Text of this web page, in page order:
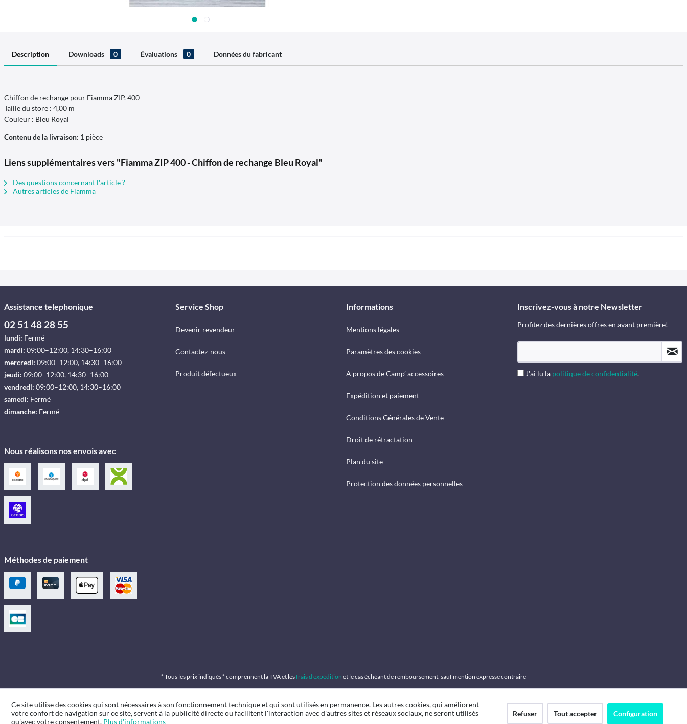
Description Downloads 0 Évaluations 0 Données du fabricant
Chiffon de rechange pour Fiamma ZIP. 400
Taille du store : 4,00 m
Couleur : Bleu Royal
Contenu de la livraison: 1 pièce
Liens supplémentaires vers "Fiamma ZIP 400 - Chiffon de rechange Bleu Royal"
Des questions concernant l'article ?
Autres articles de Fiamma
Assistance telephonique
02 51 48 28 55
lundi: Fermé
mardi: 09:00–12:00, 14:30–16:00
mercredi: 09:00–12:00, 14:30–16:00
jeudi: 09:00–12:00, 14:30–16:00
vendredi: 09:00–12:00, 14:30–16:00
samedi: Fermé
dimanche: Fermé
Nous réalisons nos envois avec
Méthodes de paiement
Service Shop
Devenir revendeur
Contactez-nous
Produit défectueux
Informations
Mentions légales
Paramètres des cookies
A propos de Camp’ accessoires
Expédition et paiement
Conditions Générales de Vente
Droit de rétractation
Plan du site
Protection des données personnelles
Inscrivez-vous à notre Newsletter
Profitez des dernières offres en avant première!
J'ai lu la politique de confidentialité.
* Tous les prix indiqués * comprennent la TVA et lesfrais d'expédition et le cas échéant de remboursement, sauf mention expresse contraire
Ce site utilise des cookies qui sont nécessaires à son fonctionnement technique et qui sont utilisés en permanence. Les autres cookies, qui améliorent
votre confort de navigation sur ce site, servent à la publicité directe ou facilitent l'interaction avec d'autres sites et réseaux sociaux, ne seront utilisés
qu'avec votre consentement. Plus d'informations
Refuser Tout accepter Configuration